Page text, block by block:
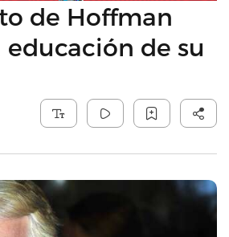
de Hoffman
de su